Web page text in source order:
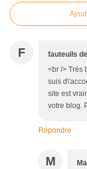
F fauteuils
<br /> Très
suis
site est
votre blog.
Répondre
M